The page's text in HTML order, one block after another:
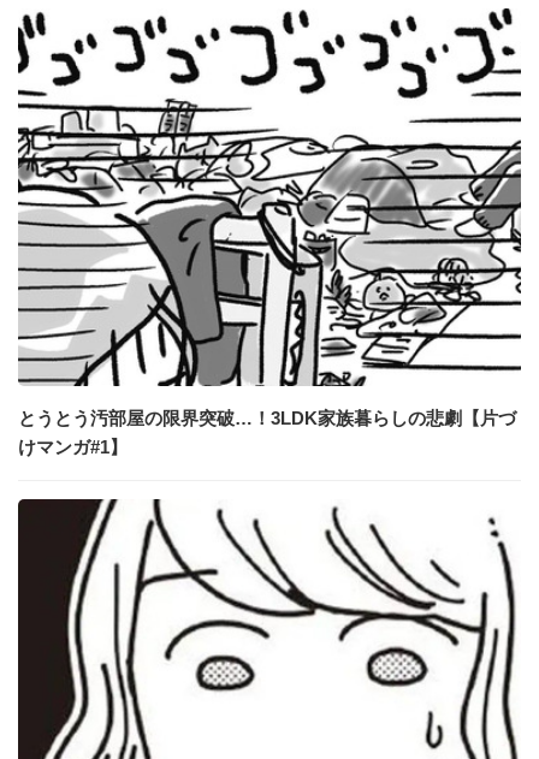
とうとう汚部屋の限界突破…！3LDK家族暮らしの悲劇【片づ
けマンガ#1】